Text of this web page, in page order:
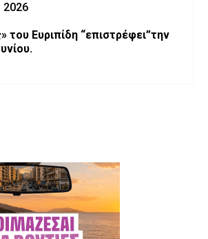
2026
του Ευριπίδη “επιστρέφει”την